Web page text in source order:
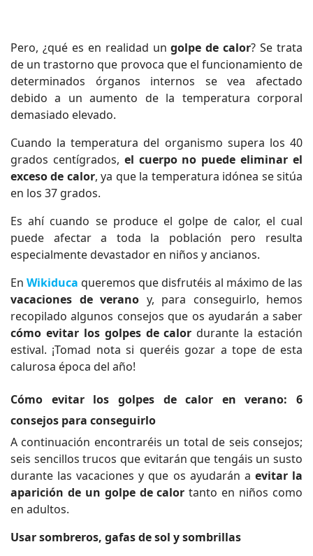
Pero, ¿qué es en realidad ungolpe de calor? Se trata
de un trastorno que provoca que el funcionamiento de
determinados órganos internos se vea afectado
debido a un aumento de la temperatura corporal
demasiado elevado.
Cuando la temperatura del organismo supera los 40
grados centígrados, el cuerpo no puede eliminar el
exceso de calor, ya que la temperatura idónea se sitúa
en los 37 grados.
Es ahí cuando se produce el golpe de calor, el cual
puede afectar a toda la población pero resulta
especialmente devastador en niños y ancianos.
En Wikiduca queremos que disfrutéis al máximo de las
vacaciones de verano y, para conseguirlo, hemos
recopilado algunos consejos que os ayudarán a saber
cómo evitar los golpes de calor durante la estación
estival. ¡Tomad nota si queréis gozar a tope de esta
calurosa época del año!
Cómo evitar los golpes de calor en verano: 6
consejos para conseguirlo
A continuación encontraréis un total de seis consejos;
seis sencillos trucos que evitarán que tengáis un susto
durante las vacaciones y que os ayudarán a evitar la
aparición de un golpe de calor tanto en niños como
en adultos.
Usar sombreros, gafas de sol y sombrillas